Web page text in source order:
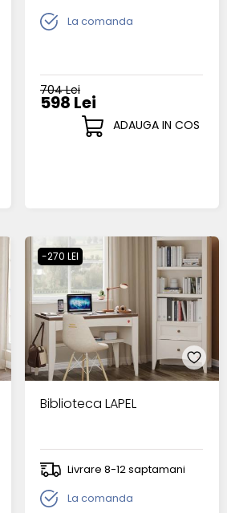
La comanda
704 Lei
598 Lei
ADAUGA IN COS
-270 LEI
Biblioteca LAPEL
Livrare 8-12 saptamani
La comanda